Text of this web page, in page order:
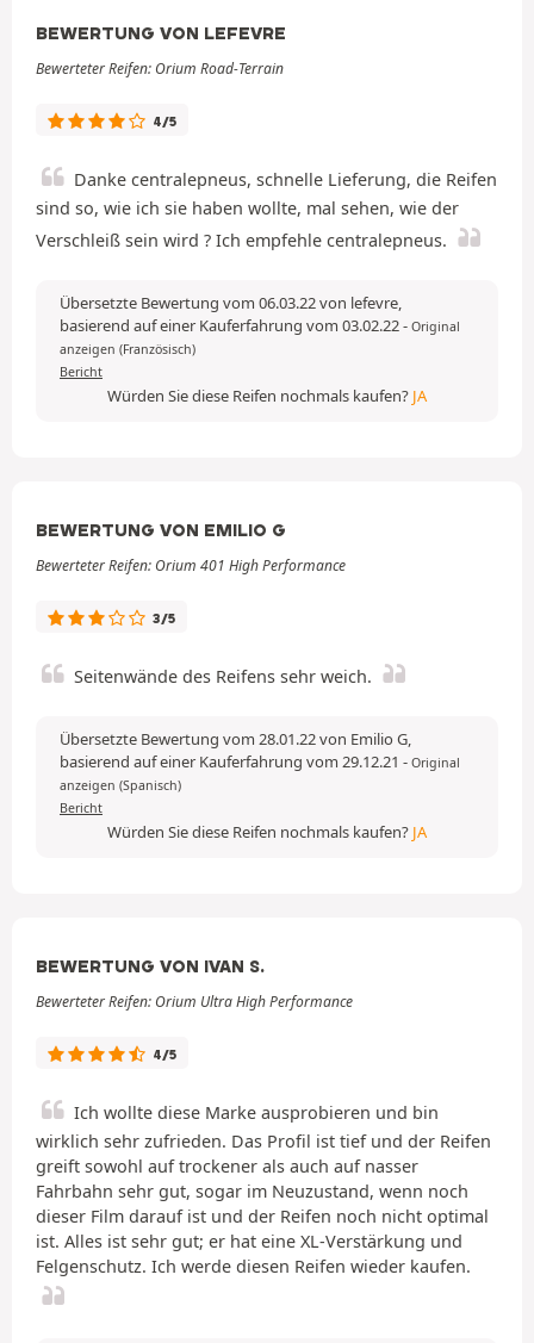
BEWERTUNG VON LEFEVRE
Bewerteter Reifen: Orium Road-Terrain
4/5
Danke centralepneus, schnelle Lieferung, die Reifen
sind so, wie ich sie haben wollte, mal sehen, wie der
Verschleiß sein wird ? Ich empfehle centralepneus.
Übersetzte Bewertung vom 06.03.22 von lefevre,
basierend auf einer Kauferfahrung vom 03.02.22- Original
anzeigen (Französisch)
Bericht
Würden Sie diese Reifen nochmals kaufen? JA
BEWERTUNG VON EMILIO G
Bewerteter Reifen: Orium 401 High Performance
3/5
Seitenwände des Reifens sehr weich.
Übersetzte Bewertung vom 28.01.22 von Emilio G,
basierend auf einer Kauferfahrung vom 29.12.21 - Original
anzeigen (Spanisch)
Bericht
Würden Sie diese Reifen nochmals kaufen? JA
BEWERTUNG VON IVAN S.
Bewerteter Reifen: Orium Ultra High Performance
4/5
Ich wollte diese Marke ausprobieren und bin
wirklich sehr zufrieden. Das Profil ist tief und der Reifen
greift sowohl auf trockener als auch auf nasser
Fahrbahn sehr gut, sogar im Neuzustand, wenn noch
dieser Film darauf ist und der Reifen noch nicht optimal
ist. Alles ist sehr gut; er hat eine XL-Verstärkung und
Felgenschutz. Ich werde diesen Reifen wieder kaufen.